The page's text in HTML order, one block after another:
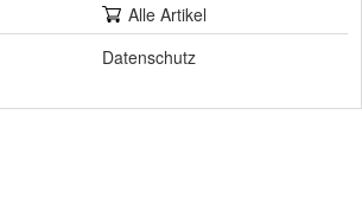
Alle Artikel
Datenschutz